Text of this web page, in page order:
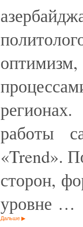
работы
«Trend».
сторон,
уровне …
Дальше